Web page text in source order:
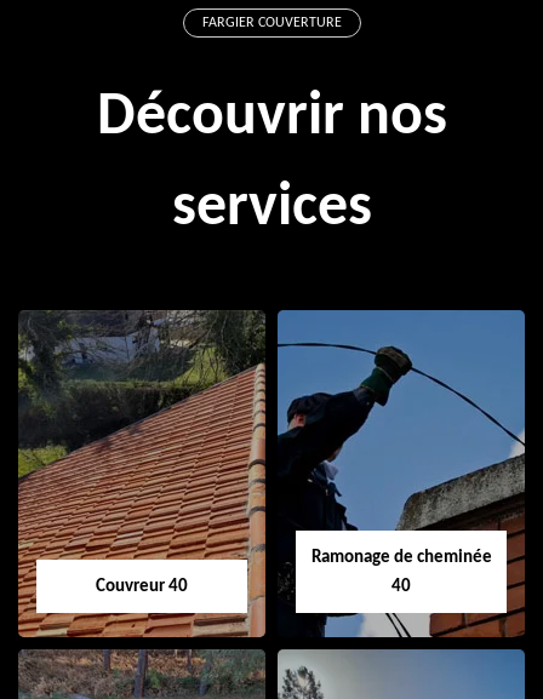
FARGIER COUVERTURE
Découvrir nos
services
Couvreur 40
Ramonage de cheminée
40